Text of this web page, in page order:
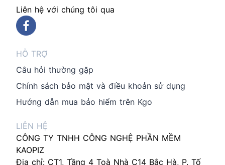
Liên hệ với chúng tôi qua
HỖ TRỢ
Câu hỏi thường gặp
Chính sách bảo mật và điều khoản sử dụng
Hướng dẫn mua bảo hiểm trên Kgo
LIÊN HỆ
CÔNG TY TNHH CÔNG NGHỆ PHẦN MỀM
KAOPIZ
Địa chỉ: CT1, Tầng 4 Toà Nhà C14 Bắc Hà, P. Tố